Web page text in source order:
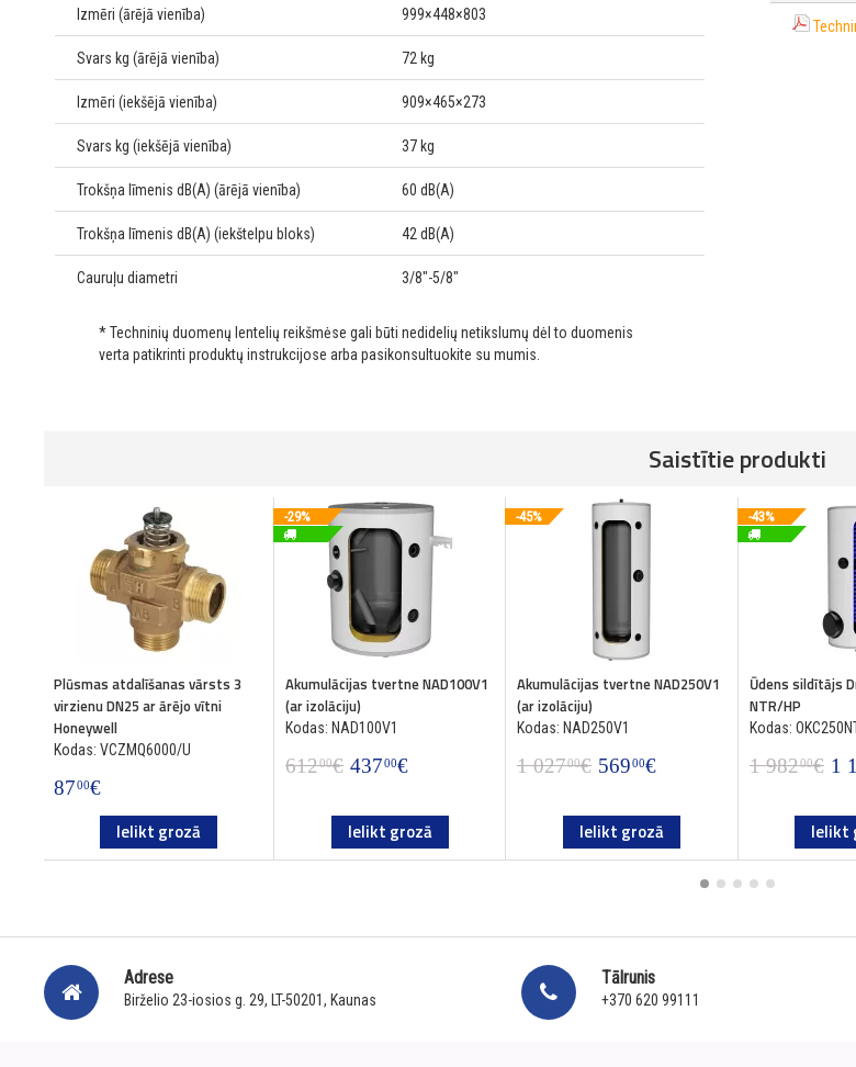
Izmēri (ārējā vienība) 999×448×803
Svars kg (ārējā vienība) 72 kg
Izmēri (iekšējā vienība) 909×465×273
Svars kg (iekšējā vienība) 37 kg
Trokšņa līmenis dB(A) (ārējā vienība) 60 dB(A)
Trokšņa līmenis dB(A) (iekštelpu bloks) 42 dB(A)
Cauruļu diametri 3/8"-5/8"
* Techninių duomenų lentelių reikšmėse gali būti nedidelių netikslumų dėl to duomenis
verta patikrinti produktų instrukcijose arba pasikonsultuokite su mumis.
Saistītie produkti
Plūsmas atdalīšanas vārsts 3
virzienu DN25 ar ārējo vītni
Honeywell
Kodas: VCZMQ6000/U
8700€
Ielikt grozā
-29%
Akumulācijas tvertne NAD100V1
(ar izolāciju)
Kodas: NAD100V1
61200€ 43700€
Ielikt grozā
-45%
Akumulācijas tvertne NAD250V1
(ar izolāciju)
Kodas: NAD250V1
1 02700€ 56900€
Ielikt grozā
-43%
Ūdens sildītājs
NTR/HP
Kodas:
1 98200€ 1
Ielikt
Adrese
Birželio 23-iosios g. 29, LT-50201, Kaunas
Tālrunis
+370 620 99111